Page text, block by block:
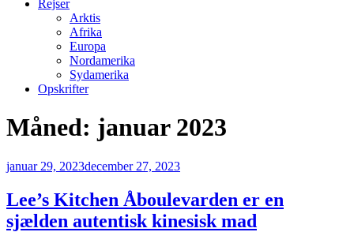
Rejser
Arktis
Afrika
Europa
Nordamerika
Sydamerika
Opskrifter
Måned: januar 2023
Udgivet
januar 29, 2023december 27, 2023
Lee’s Kitchen Åboulevarden er en
sjælden autentisk kinesisk mad